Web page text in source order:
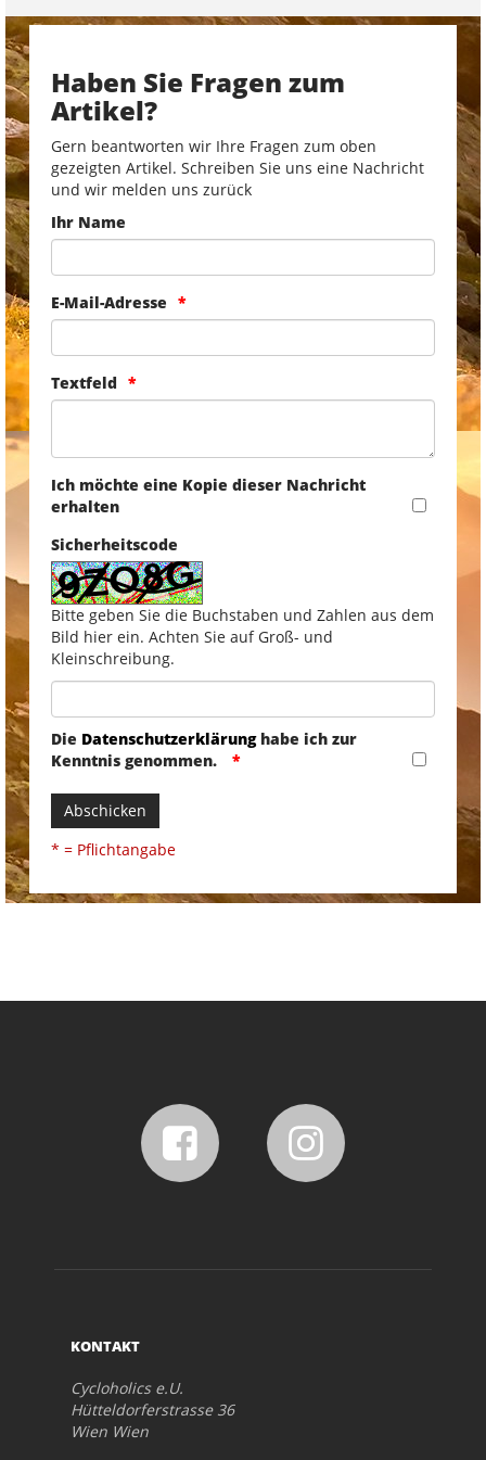
Haben Sie Fragen zum
Artikel?
Gern beantworten wir Ihre Fragen zum oben
gezeigten Artikel. Schreiben Sie uns eine Nachricht
und wir melden uns zurück
Ihr Name
E-Mail-Adresse
Textfeld
Ich möchte eine Kopie dieser Nachricht
erhalten
Sicherheitscode
Bitte geben Sie die Buchstaben und Zahlen aus dem
Bild hier ein. Achten Sie auf Groß- und
Kleinschreibung.
Die Datenschutzerklärunghabe ich zur
Kenntnis genommen.
Abschicken
* = Pflichtangabe
KONTAKT
Cycloholics e.U.
Hütteldorferstrasse 36
Wien Wien